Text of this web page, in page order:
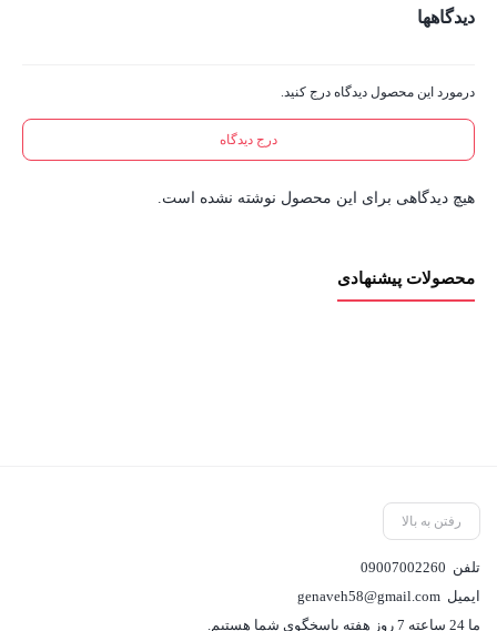
دیدگاهها
درمورد این محصول دیدگاه درج کنید.
درج دیدگاه
هیچ دیدگاهی برای این محصول نوشته نشده است.
محصولات پیشنهادی
رفتن به بالا
تلفن 09007002260
ایمیل genaveh58@gmail.com
ما 24 ساعته 7 روز هفته پاسخگوی شما هستیم.